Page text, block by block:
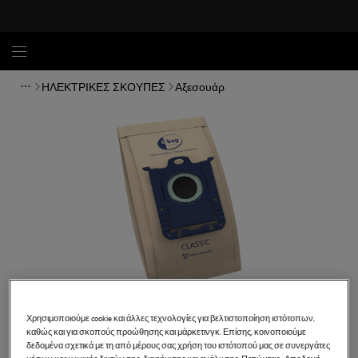
ΗΛΕΚΤΡΙΚΕΣ ΣΚΟΥΠΕΣ Αξεσουάρ
GR200S
Χρησιμοποιούμε cookie και άλλες τεχνολογίες για βελτιστοποίηση ιστότοπων,
καθώς και για σκοπούς προώθησης και μάρκετινγκ. Επίσης, κοινοποιούμε
δεδομένα σχετικά με τη από μέρους σας χρήση του ιστότοπού μας σε συνεργάτες